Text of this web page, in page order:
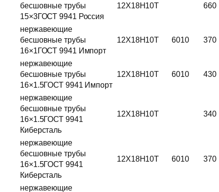
бесшовные трубы
15×3ГОСТ 9941 Россия
12Х18Н10Т 660
нержавеющие
бесшовные трубы
16×1ГОСТ 9941 Импорт
12Х18Н10Т 6010 370
нержавеющие
бесшовные трубы
16×1.5ГОСТ 9941 Импорт
12Х18Н10Т 6010 430
нержавеющие
бесшовные трубы
16×1.5ГОСТ 9941
Киберсталь
12Х18Н10Т 340
нержавеющие
бесшовные трубы
16×1.5ГОСТ 9941
Киберсталь
12Х18Н10Т 6010 370
нержавеющие